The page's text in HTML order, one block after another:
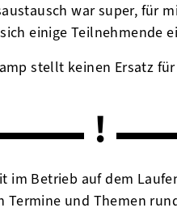
war super, für
einige Teilnehmende
stellt keinen Ersatz
im Betrieb auf dem
Termine und Themen